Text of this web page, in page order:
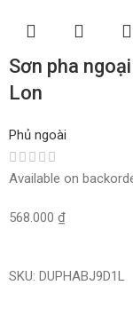
Sơn pha
Lon
Phủ ngoài
Available on
568.000 ₫
SKU: DUPHABJ9D1L